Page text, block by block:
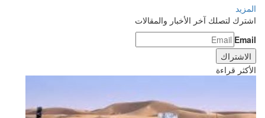
المزيد
اشترك لتصلك آخر الأخبار والمقالات
Email
الأكثر قراءة